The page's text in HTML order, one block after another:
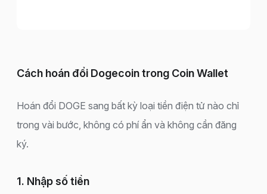
Cách hoán đổi Dogecoin trong Coin Wallet
Hoán đổi DOGE sang bất kỳ loại tiền điện tử nào chỉ
trong vài bước, không có phí ẩn và không cần đăng
ký.
1. Nhập số tiền